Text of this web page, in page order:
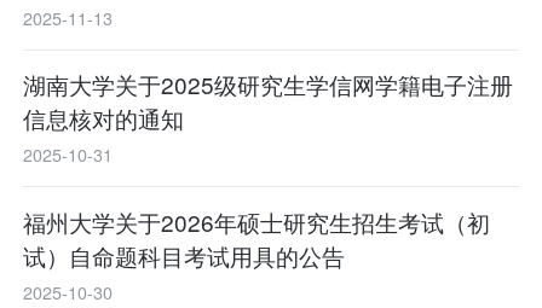
2025-11-13
湖南大学关于2025级研究生学信网学籍电子注册
信息核对的通知
2025-10-31
福州大学关于2026年硕士研究生招生考试（初
试）自命题科目考试用具的公告
2025-10-30